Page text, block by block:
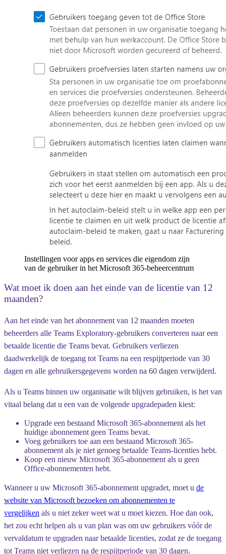
Instellingen voor apps en services die eigendom zijn
van de gebruiker in het Microsoft 365-beheercentrum
Wat moet ik doen aan het einde van de licentie van 12
maanden?
Aan het einde van het abonnement van 12 maanden moeten
beheerders alle Teams Exploratory-gebruikers converteren naar een
betaalde licentie die Teams bevat. Gebruikers verliezen
daadwerkelijk de toegang tot Teams na een respijtperiode van 30
dagen en alle gebruikersgegevens worden na 60 dagen verwijderd.
Als u Teams binnen uw organisatie wilt blijven gebruiken, is het van
vitaal belang dat u een van de volgende upgradepaden kiest:
Upgrade een bestaand Microsoft 365-abonnement als het
huidige abonnement geen Teams bevat.
Voeg gebruikers toe aan een bestaand Microsoft 365-
abonnement als je niet genoeg betaalde Teams-licenties hebt.
Koop een nieuw Microsoft 365-abonnement als u geen
Office-abonnementen hebt.
Wanneer u uw Microsoft 365-abonnement upgradet, moet u de
website van Microsoft bezoeken om abonnementen te
vergelijken als u niet zeker weet wat u moet kiezen. Hoe dan ook,
het zou echt helpen als u van plan was om uw gebruikers vóór de
vervaldatum te upgraden naar betaalde licenties, zodat ze de toegang
tot Teams niet verliezen na de respijtperiode van 30 dagen.